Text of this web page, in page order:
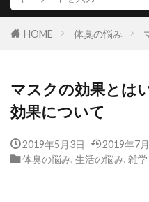
HOME 体臭の悩み
マスクの効果とは
効果について
2019年5月3日
2019年7
体臭の悩み, 生活の悩み, 雑学